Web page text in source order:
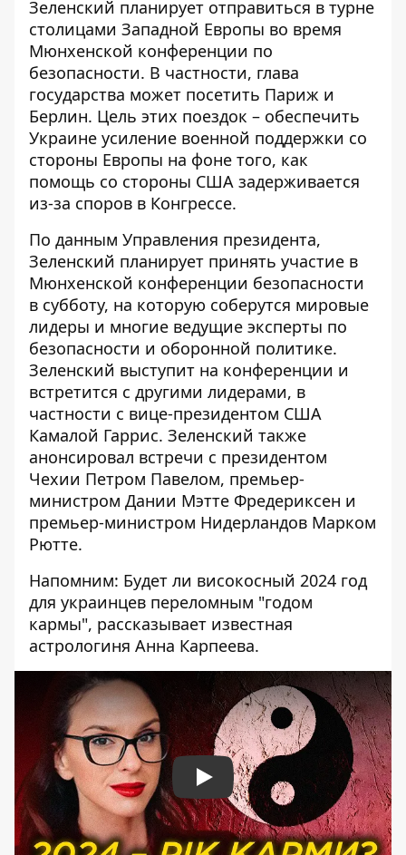
Зеленский планирует отправиться в турне
столицами Западной Европы во время
Мюнхенской конференции по
безопасности. В частности, глава
государства может посетить Париж и
Берлин. Цель этих поездок – обеспечить
Украине усиление военной поддержки со
стороны Европы на фоне того, как
помощь со стороны США задерживается
из-за споров в Конгрессе.
По данным Управления президента,
Зеленский планирует принять участие в
Мюнхенской конференции безопасности
в субботу, на которую соберутся мировые
лидеры и многие ведущие эксперты по
безопасности и оборонной политике.
Зеленский выступит на конференции и
встретится с другими лидерами, в
частности с вице-президентом США
Камалой Гаррис. Зеленский также
анонсировал встречи с президентом
Чехии Петром Павелом, премьер-
министром Дании Мэтте Фредериксен и
премьер-министром Нидерландов Марком
Рютте.
Напомним: Будет ли високосный 2024 год
для украинцев переломным "годом
кармы", рассказывает известная
астрологиня Анна Карпеева.
Play